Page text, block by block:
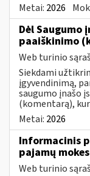
Metai: 2026
Dėl
paaiškinimo
Web turinio
Siekdami
įgyvendinimą,
saugumo įnašo
(komentarą),
Metai: 2026
Informacinis
pajamų
Web turinio